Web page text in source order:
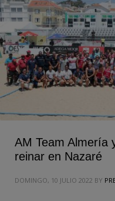
AM Team Almería
reinar en Nazaré
DOMINGO, 10 JULIO 2022 BY